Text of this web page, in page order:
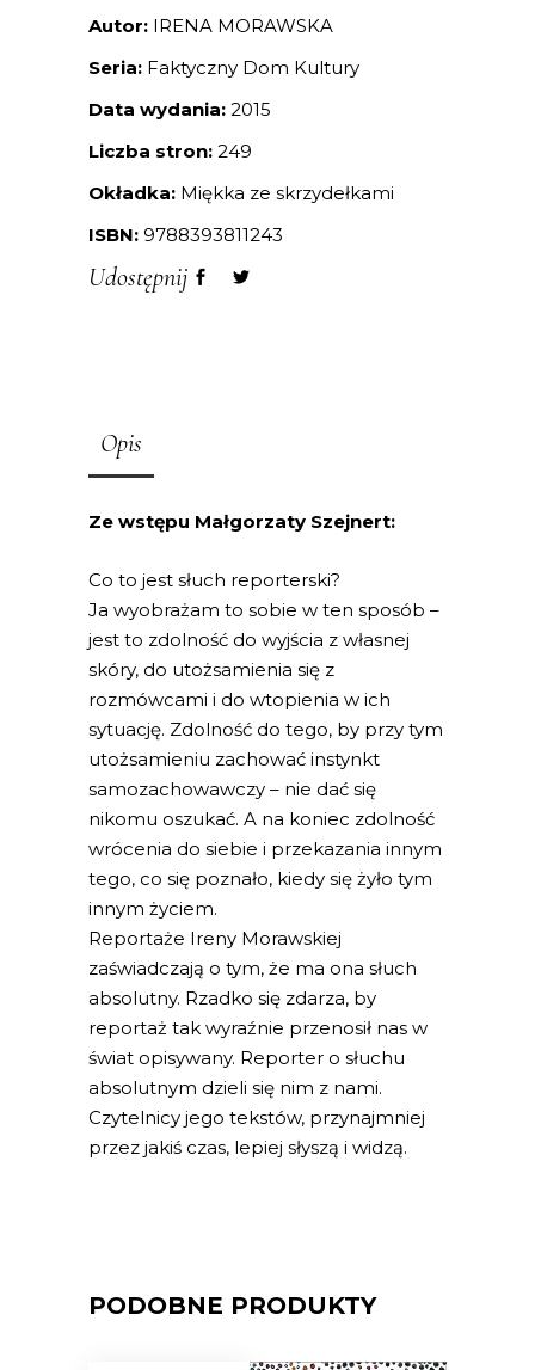
Autor: IRENA MORAWSKA
Seria: Faktyczny Dom Kultury
Data wydania: 2015
Liczba stron: 249
Okładka: Miękka ze skrzydełkami
ISBN: 9788393811243
Udostępnij
Opis
Ze wstępu Małgorzaty Szejnert:
Co to jest słuch reporterski?
Ja wyobrażam to sobie w ten sposób –
jest to zdolność do wyjścia z własnej
skóry, do utożsamienia się z
rozmówcami i do wtopienia w ich
sytuację. Zdolność do tego, by przy tym
utożsamieniu zachować instynkt
samozachowawczy – nie dać się
nikomu oszukać. A na koniec zdolność
wrócenia do siebie i przekazania innym
tego, co się poznało, kiedy się żyło tym
innym życiem.
Reportaże Ireny Morawskiej
zaświadczają o tym, że ma ona słuch
absolutny. Rzadko się zdarza, by
reportaż tak wyraźnie przenosił nas w
świat opisywany. Reporter o słuchu
absolutnym dzieli się nim z nami.
Czytelnicy jego tekstów, przynajmniej
przez jakiś czas, lepiej słyszą i widzą.
PODOBNE PRODUKTY